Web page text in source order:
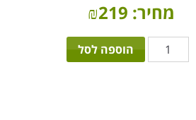
מחיר: ₪219
כמות
הוספה לסל